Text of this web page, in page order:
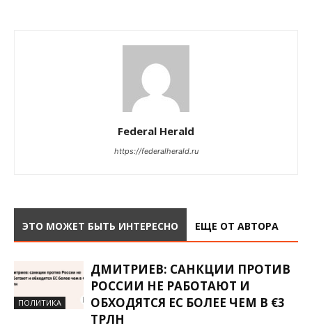
Federal Herald
https://federalherald.ru
ЭТО МОЖЕТ БЫТЬ ИНТЕРЕСНО ЕЩЕ ОТ АВТОРА
ПОЛИТИКА
ДМИТРИЕВ: САНКЦИИ ПРОТИВ
РОССИИ НЕ РАБОТАЮТ И
ОБХОДЯТСЯ ЕС БОЛЕЕ ЧЕМ В €3
ТРЛН